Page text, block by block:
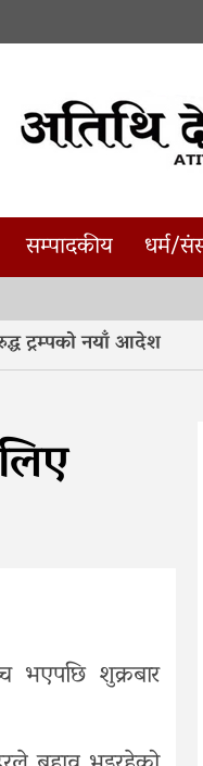
सम्पादकीय धर्म/
ट्रम्पको नयाँ आदेश
भएपछि शुक्रबार